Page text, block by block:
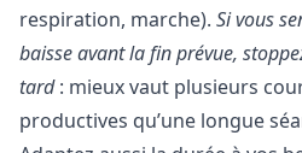
respiration, marche). Si vous
baisse avant la fin prévue,
tard: mieux vaut plusieurs
productives qu’une longue